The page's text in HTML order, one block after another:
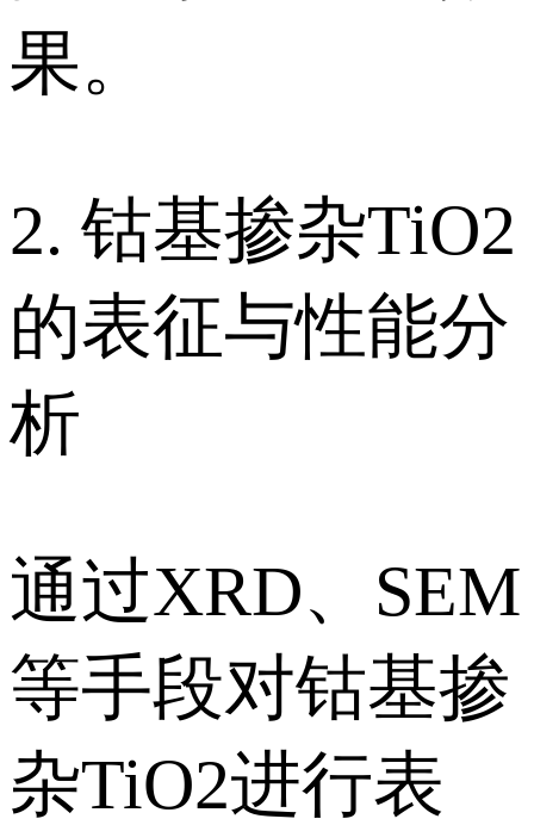
果。
2. 钴基掺杂TiO2
的表征与性能分
析
通过XRD、SEM
等手段对钴基掺
杂TiO2进行表